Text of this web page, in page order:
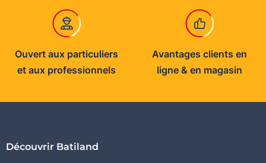
Ouvert aux particuliers
et aux professionnels
Avantages clients en
ligne & en magasin
Découvrir Batiland